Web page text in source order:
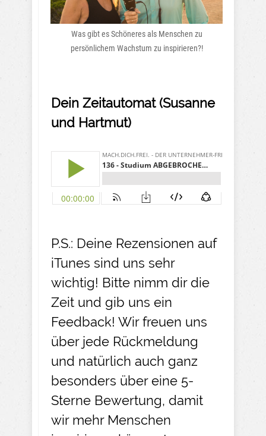
Was gibt es Schöneres als Menschen zu
persönlichem Wachstum zu inspirieren?!
Dein Zeitautomat (Susanne
und Hartmut)
P.S.: Deine Rezensionen auf
iTunes sind uns sehr
wichtig! Bitte nimm dir die
Zeit und gib uns ein
Feedback! Wir freuen uns
über jede Rückmeldung
und natürlich auch ganz
besonders über eine 5-
Sterne Bewertung, damit
wir mehr Menschen